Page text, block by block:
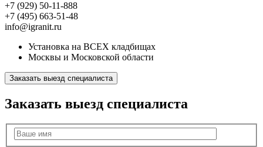
+7 (929) 50-11-888
+7 (495) 663-51-48
info@igranit.ru
Установка на ВСЕХ кладбищах
Москвы и Московской области
Заказать выезд специалиста
Заказать выезд специалиста